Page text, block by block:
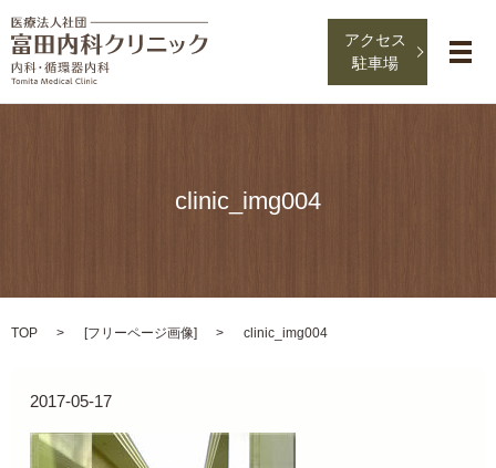
アクセス
駐車場
メ
clinic_img004
TOP [フリーページ画像] clinic_img004
2017-05-17